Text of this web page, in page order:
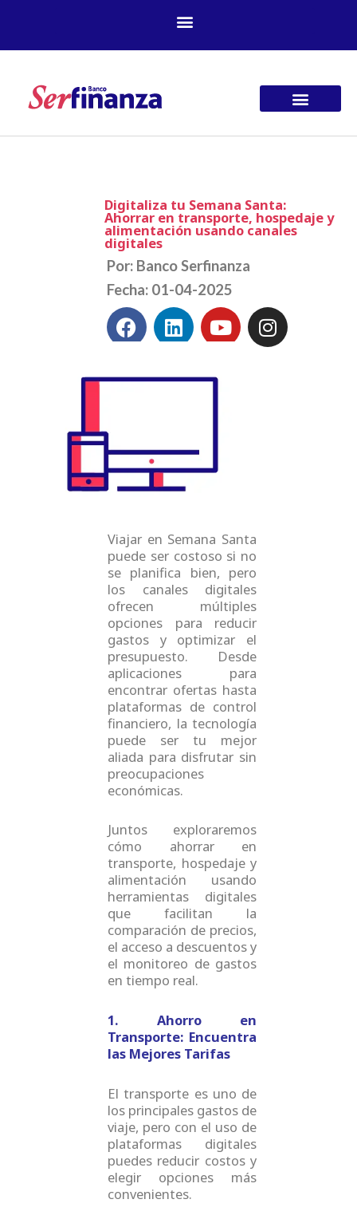
Digitaliza tu Semana Santa:
Ahorrar en transporte, hospedaje y
alimentación usando canales
digitales
Por: Banco Serfinanza
Fecha: 01-04-2025
F
c
o
k
L
n
i
n
Y I
Viajar en Semana Santa
puede ser costoso si no
se planifica bien, pero
los canales digitales
ofrecen múltiples
opciones para reducir
gastos y optimizar el
presupuesto. Desde
aplicaciones para
encontrar ofertas hasta
plataformas de control
financiero, la tecnología
puede ser tu mejor
aliada para disfrutar sin
preocupaciones
económicas.
Juntos exploraremos
cómo ahorrar en
transporte, hospedaje y
alimentación usando
herramientas digitales
que facilitan la
comparación de precios,
el acceso a descuentos y
el monitoreo de gastos
en tiempo real.
1. Ahorro en
Transporte: Encuentra
las Mejores Tarifas
El transporte es uno de
los principales gastos de
viaje, pero con el uso de
plataformas digitales
puedes reducir costos y
elegir opciones más
convenientes.